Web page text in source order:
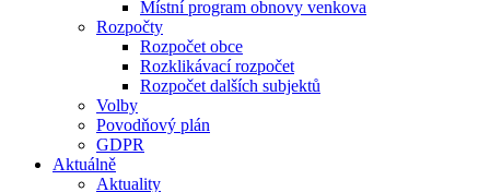
Místní program obnovy venkova
Rozpočty
Rozpočet obce
Rozklikávací rozpočet
Rozpočet dalších subjektů
Volby
Povodňový plán
GDPR
Aktuálně
Aktuality